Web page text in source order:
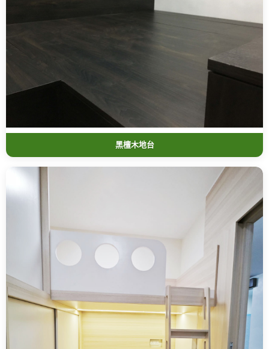
黑檀木地台